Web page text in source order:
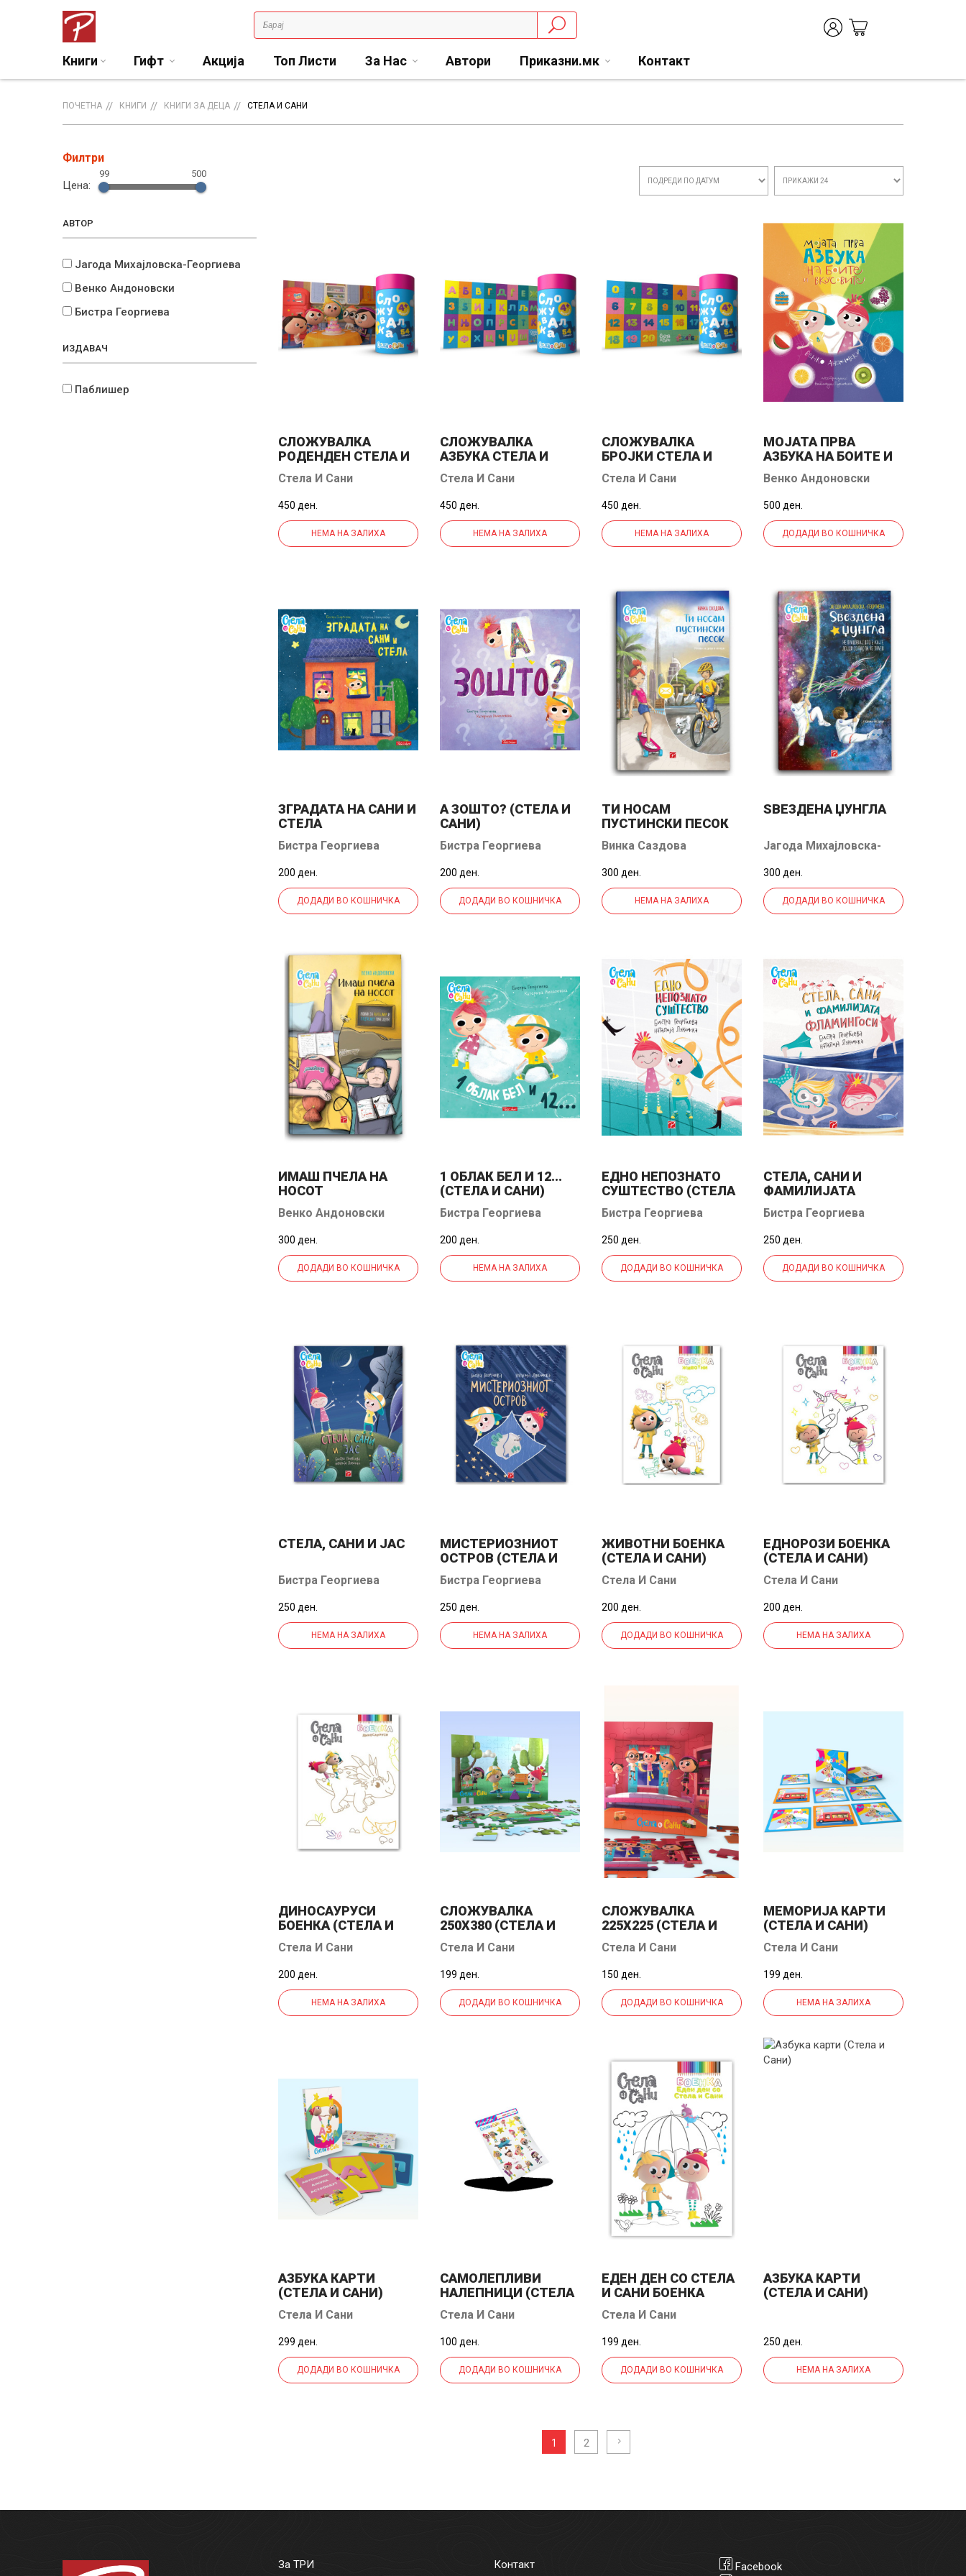
Книги Гифт Акција Топ Листи За Нас Автори Приказни.мк Контакт
ПОЧЕТНА КНИГИ КНИГИ ЗА ДЕЦА СТЕЛА И САНИ
Филтри
Цена:
99 500
АВТОР
Јагода Михајловска-Георгиева
Венко Андоновски
Бистра Георгиева
ИЗДАВАЧ
Паблишер
СЛОЖУВАЛКА
РОДЕНДЕН СТЕЛА И
САНИ
Стела И Сани
450 ден.
НЕМА НА ЗАЛИХА
СЛОЖУВАЛКА
АЗБУКА СТЕЛА И
САНИ
Стела И Сани
450 ден.
НЕМА НА ЗАЛИХА
СЛОЖУВАЛКА
БРОЈКИ СТЕЛА И
САНИ
Стела И Сани
450 ден.
НЕМА НА ЗАЛИХА
МОЈАТА ПРВА
АЗБУКА НА БОИТЕ И
ВКУСОВИТЕ
Венко Андоновски
500 ден.
ДОДАДИ ВО КОШНИЧКА
ЗГРАДАТА НА САНИ И
СТЕЛА
Бистра Георгиева
200 ден.
ДОДАДИ ВО КОШНИЧКА
А ЗОШТО? (СТЕЛА И
САНИ)
Бистра Георгиева
200 ден.
ДОДАДИ ВО КОШНИЧКА
ТИ НОСАМ
ПУСТИНСКИ ПЕСОК
Винка Саздова
300 ден.
НЕМА НА ЗАЛИХА
ЅВЕЗДЕНА ЏУНГЛА
Јагода Михајловска-
300 ден.
ДОДАДИ ВО КОШНИЧКА
ИМАШ ПЧЕЛА НА
НОСОТ
Венко Андоновски
300 ден.
ДОДАДИ ВО КОШНИЧКА
1 ОБЛАК БЕЛ И 12...
(СТЕЛА И САНИ)
Бистра Георгиева
200 ден.
НЕМА НА ЗАЛИХА
ЕДНО НЕПОЗНАТО
СУШТЕСТВО (СТЕЛА
И САНИ)
Бистра Георгиева
250 ден.
ДОДАДИ ВО КОШНИЧКА
СТЕЛА, САНИ И
ФАМИЛИЈАТА
ФЛАМИНГОСИ
Бистра Георгиева
250 ден.
ДОДАДИ ВО КОШНИЧКА
СТЕЛА, САНИ И ЈАС
Бистра Георгиева
250 ден.
НЕМА НА ЗАЛИХА
МИСТЕРИОЗНИОТ
ОСТРОВ (СТЕЛА И
САНИ)
Бистра Георгиева
250 ден.
НЕМА НА ЗАЛИХА
ЖИВОТНИ БОЕНКА
(СТЕЛА И САНИ)
Стела И Сани
200 ден.
ДОДАДИ ВО КОШНИЧКА
ЕДНОРОЗИ БОЕНКА
(СТЕЛА И САНИ)
Стела И Сани
200 ден.
НЕМА НА ЗАЛИХА
ДИНОСАУРУСИ
БОЕНКА (СТЕЛА И
САНИ)
Стела И Сани
200 ден.
НЕМА НА ЗАЛИХА
СЛОЖУВАЛКА
250Х380 (СТЕЛА И
САНИ)
Стела И Сани
199 ден.
ДОДАДИ ВО КОШНИЧКА
СЛОЖУВАЛКА
225Х225 (СТЕЛА И
САНИ)
Стела И Сани
150 ден.
ДОДАДИ ВО КОШНИЧКА
МЕМОРИЈА КАРТИ
(СТЕЛА И САНИ)
Стела И Сани
199 ден.
НЕМА НА ЗАЛИХА
АЗБУКА КАРТИ
(СТЕЛА И САНИ)
Стела И Сани
299 ден.
ДОДАДИ ВО КОШНИЧКА
САМОЛЕПЛИВИ
НАЛЕПНИЦИ (СТЕЛА
И САНИ)
Стела И Сани
100 ден.
ДОДАДИ ВО КОШНИЧКА
ЕДЕН ДЕН СО СТЕЛА
И САНИ БОЕНКА
Стела И Сани
199 ден.
ДОДАДИ ВО КОШНИЧКА
АЗБУКА КАРТИ
(СТЕЛА И САНИ)
250 ден.
НЕМА НА ЗАЛИХА
1 2
За ТРИ Контакт Facebook